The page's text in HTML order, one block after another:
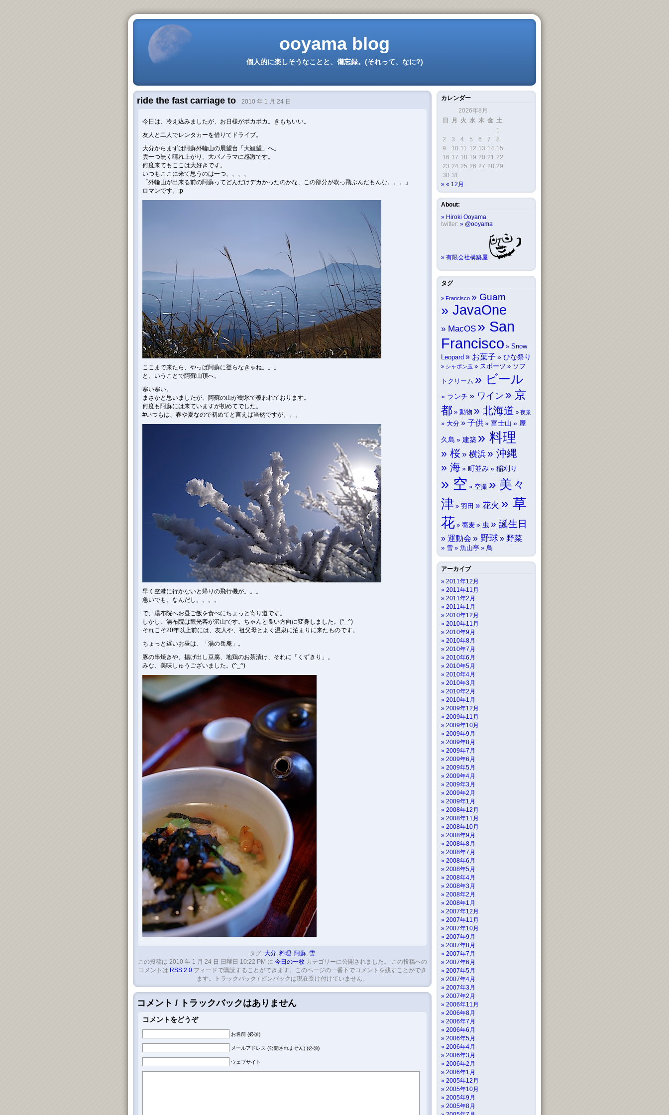
ooyama blog
個人的に楽しそうなことと、備忘録。(それって、なに?)
ride the fast carriage to 2010 年 1 月 24 日
今日は、冷え込みましたが、お日様がポカポカ。きもちいい。
友人と二人でレンタカーを借りてドライブ。
大分からまずは阿蘇外輪山の展望台「大観望」へ。
雲一つ無く晴れ上がり、大パノラマに感激です。
何度来てもここは大好きです。
いつもここに来て思うのは一つ、、、、
「外輪山が出来る前の阿蘇ってどんだけデカかったのかな、この部分が吹っ飛ぶんだもんな。。。」
ロマンです。;p
ここまで来たら、やっぱ阿蘇に登らなきゃね。。。
と、いうことで阿蘇山頂へ。
寒い寒い。
まさかと思いましたが、阿蘇の山が樹氷で覆われております。
何度も阿蘇には来ていますが初めてでした。
#いつもは、春や夏なので初めてと言えば当然ですが。。。
早く空港に行かないと帰りの飛行機が。。。
急いでも、なんだし。。。。
で、湯布院へお昼ご飯を食べにちょっと寄り道です。
しかし、湯布院は観光客が沢山です。ちゃんと良い方向に変身しました。(^_^)
それこそ20年以上前には、友人や、祖父母とよく温泉に泊まりに来たものです。
ちょっと遅いお昼は、「湯の岳庵」。
豚の串焼きや、揚げ出し豆腐、地鶏のお茶漬け、それに「くずきり」。
みな、美味しゅうございました。(^_^)
タグ: 大分, 料理, 阿蘇, 雪
この投稿は 2010 年 1 月 24 日 日曜日 10:22 PM に 今日の一枚カテゴリーに公開されました。 この投稿への
コメントは RSS 2.0フィードで購読することができます。このページの一番下でコメントを残すことができ
ます。トラックバック / ピンバックは現在受け付けていません。
コメント / トラックバックはありません
コメントをどうぞ
お名前 (必須)
メールアドレス (公開されません) (必須)
ウェブサイト
カレンダー
2026年8月
日
月 火 水 木 金 土
1
2
3 4 5 6 7
8
9
10 11 12 13 14 15
16 17 18 19 20 21 22
23 24 25 26 27 28 29
30 31
« 12月
About:
Hiroki Ooyama
twitter:
@ooyama
有限会社構築屋
タグ
Francisco Guam
JavaOne
MacOS
San
Francisco
Snow
Leopard
お菓子 ひな祭り
シャボン玉 スポーツ ソフ
トクリーム ビール
ランチ ワイン
京
都
動物 北海道 夜景
大分 子供 富士山 屋
久島 建築 料理
桜 横浜
沖縄
海
町並み 稲刈り
空 空撮
美々
津
羽田 花火
草
花
蕎麦 虫 誕生日
運動会 野球 野菜
雪 魚山亭 鳥
アーカイブ
2011年12月
2011年11月
2011年2月
2011年1月
2010年12月
2010年11月
2010年9月
2010年8月
2010年7月
2010年6月
2010年5月
2010年4月
2010年3月
2010年2月
2010年1月
2009年12月
2009年11月
2009年10月
2009年9月
2009年8月
2009年7月
2009年6月
2009年5月
2009年4月
2009年3月
2009年2月
2009年1月
2008年12月
2008年11月
2008年10月
2008年9月
2008年8月
2008年7月
2008年6月
2008年5月
2008年4月
2008年3月
2008年2月
2008年1月
2007年12月
2007年11月
2007年10月
2007年9月
2007年8月
2007年7月
2007年6月
2007年5月
2007年4月
2007年3月
2007年2月
2006年11月
2006年8月
2006年7月
2006年6月
2006年5月
2006年4月
2006年3月
2006年2月
2006年1月
2005年12月
2005年10月
2005年9月
2005年8月